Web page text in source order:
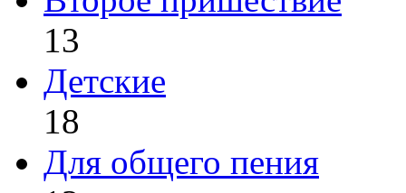
13
Детские
18
Для общего пения